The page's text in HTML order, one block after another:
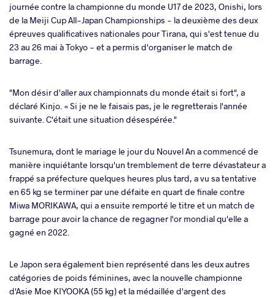
journée contre la championne du monde U17 de 2023, Onishi, lors
de la Meiji Cup All-Japan Championships - la deuxième des deux
épreuves qualificatives nationales pour Tirana, qui s'est tenue du
23 au 26 mai à Tokyo - et a permis d'organiser le match de
barrage.
"Mon désir d'aller aux championnats du monde était si fort", a
déclaré Kinjo. « Si je ne le faisais pas, je le regretterais l'année
suivante. C'était une situation désespérée."
Tsunemura, dont le mariage le jour du Nouvel An a commencé de
manière inquiétante lorsqu'un tremblement de terre dévastateur a
frappé sa préfecture quelques heures plus tard, a vu sa tentative
en 65 kg se terminer par une défaite en quart de finale contre
Miwa MORIKAWA, qui a ensuite remporté le titre et un match de
barrage pour avoir la chance de regagner l'or mondial qu'elle a
gagné en 2022.
Le Japon sera également bien représenté dans les deux autres
catégories de poids féminines, avec la nouvelle championne
d'Asie Moe KIYOOKA (55 kg) et la médaillée d'argent des